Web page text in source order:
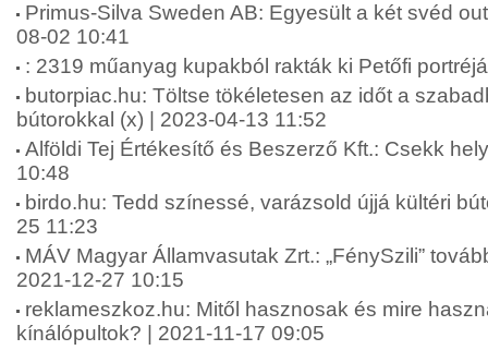
Primus-Silva Sweden AB: Egyesült a két svéd
08-02 10:41
: 2319 műanyag kupakból rakták ki Petőfi
butorpiac.hu: Töltse tökéletesen az időt a
bútorokkal (x) | 2023-04-13 11:52
Alföldi Tej Értékesítő és Beszerző Kft.: Csekk
10:48
birdo.hu: Tedd színessé, varázsold újjá kültéri
25 11:23
MÁV Magyar Államvasutak Zrt.: „FénySzili”
2021-12-27 10:15
reklameszkoz.hu: Mitől hasznosak és mire
kínálópultok? | 2021-11-17 09:05